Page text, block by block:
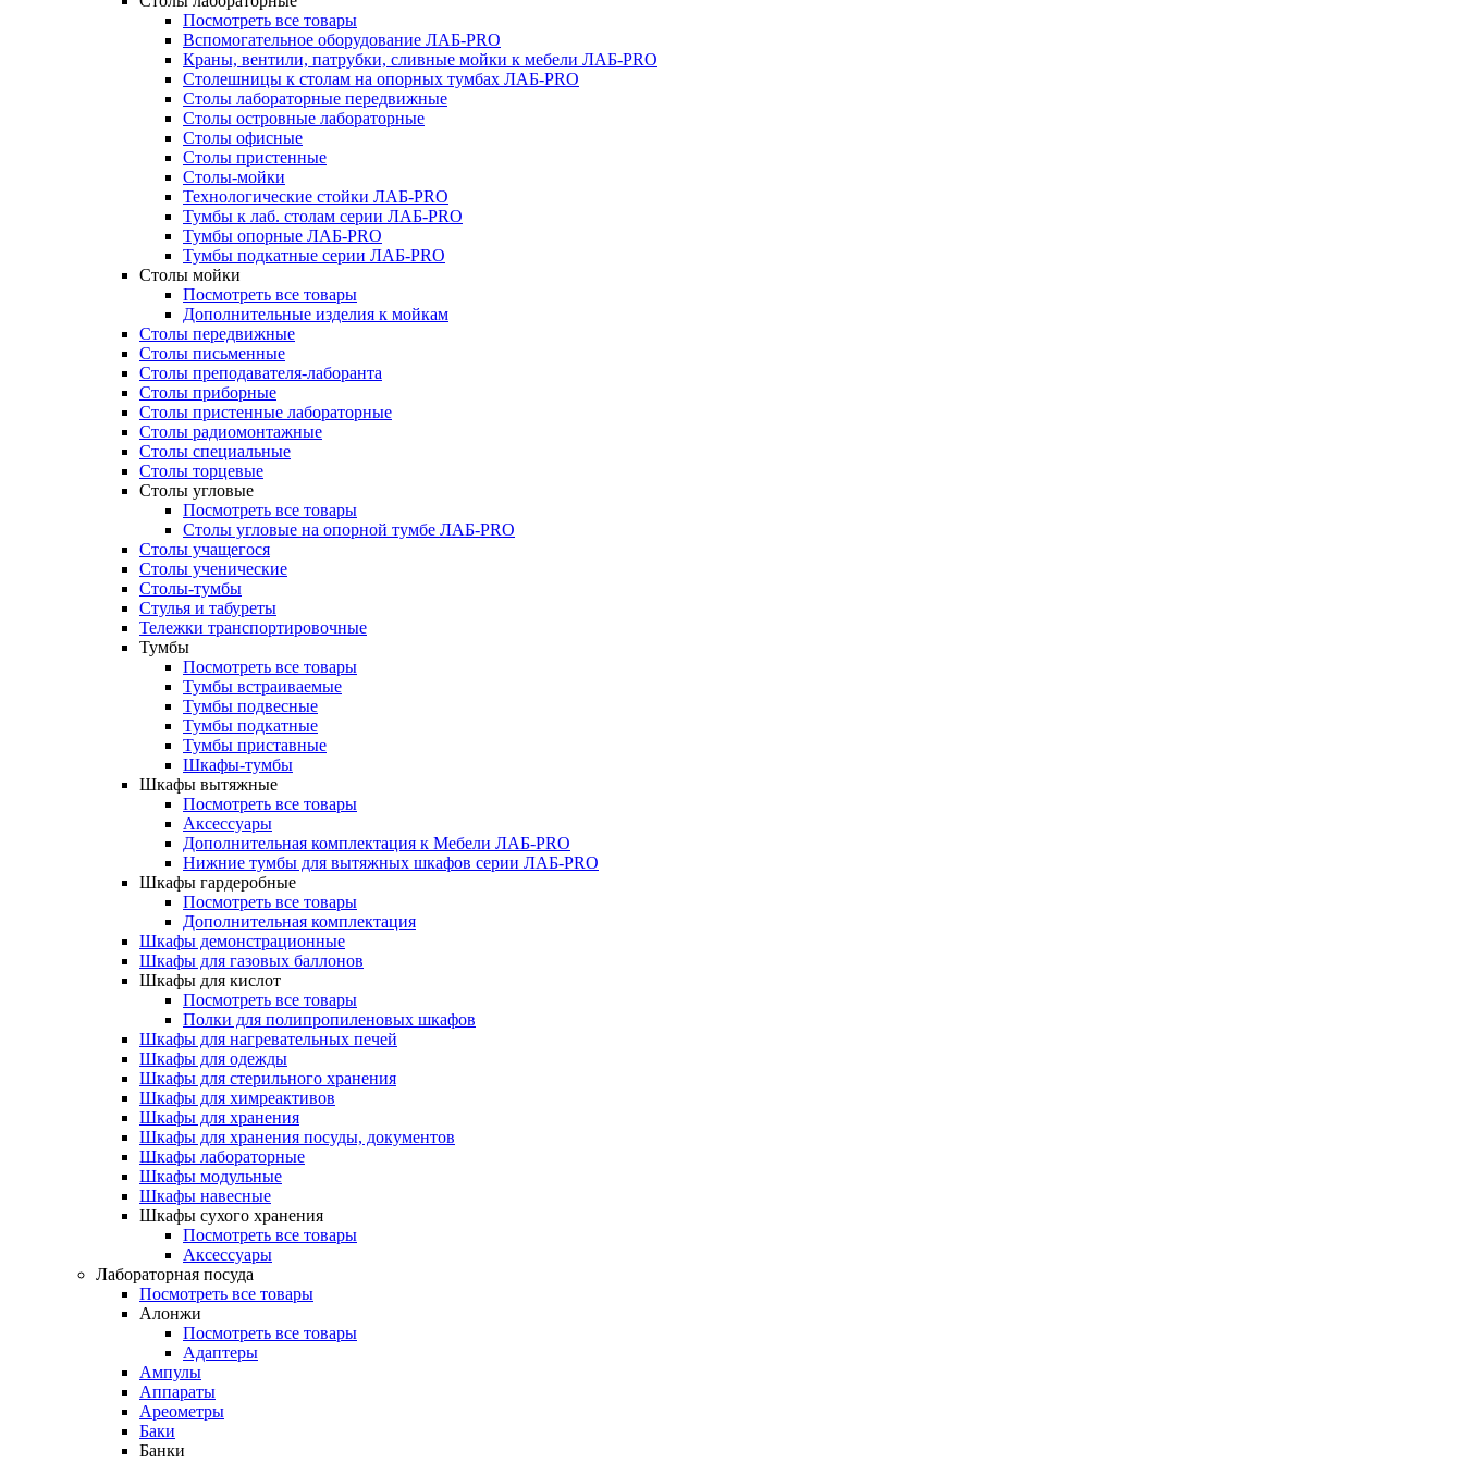
Посмотреть все товары
Вспомогательное оборудование ЛАБ-PRO
Краны, вентили, патрубки, сливные мойки к мебели ЛАБ-PRO
Столешницы к столам на опорных тумбах ЛАБ-PRO
Столы лабораторные передвижные
Столы островные лабораторные
Столы офисные
Столы пристенные
Столы-мойки
Технологические стойки ЛАБ-PRO
Тумбы к лаб. столам серии ЛАБ-PRO
Тумбы опорные ЛАБ-PRO
Тумбы подкатные серии ЛАБ-PRO
Столы мойки
Посмотреть все товары
Дополнительные изделия к мойкам
Столы передвижные
Столы письменные
Столы преподавателя-лаборанта
Столы приборные
Столы пристенные лабораторные
Столы радиомонтажные
Столы специальные
Столы торцевые
Столы угловые
Посмотреть все товары
Столы угловые на опорной тумбе ЛАБ-PRO
Столы учащегося
Столы ученические
Столы-тумбы
Стулья и табуреты
Тележки транспортировочные
Тумбы
Посмотреть все товары
Тумбы встраиваемые
Тумбы подвесные
Тумбы подкатные
Тумбы приставные
Шкафы-тумбы
Шкафы вытяжные
Посмотреть все товары
Аксессуары
Дополнительная комплектация к Мебели ЛАБ-PRO
Нижние тумбы для вытяжных шкафов серии ЛАБ-PRO
Шкафы гардеробные
Посмотреть все товары
Дополнительная комплектация
Шкафы демонстрационные
Шкафы для газовых баллонов
Шкафы для кислот
Посмотреть все товары
Полки для полипропиленовых шкафов
Шкафы для нагревательных печей
Шкафы для одежды
Шкафы для стерильного хранения
Шкафы для химреактивов
Шкафы для хранения
Шкафы для хранения посуды, документов
Шкафы лабораторные
Шкафы модульные
Шкафы навесные
Шкафы сухого хранения
Посмотреть все товары
Аксессуары
Лабораторная посуда
Посмотреть все товары
Алонжи
Посмотреть все товары
Адаптеры
Ампулы
Аппараты
Ареометры
Баки
Банки